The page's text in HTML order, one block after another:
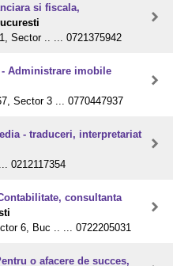
si fiscala,
Sector .. ... 0721375942
Administrare imobile
Sector 3 ... 0770447937
- traduceri, interpretariat
0212117354
consultanta
6, Buc .. ... 0722205031
o afacere de succes,